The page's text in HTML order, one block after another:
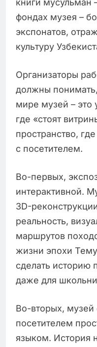
книги мусульман
фондах музея –
экспонатов,
культуру
Организаторы
должны
мире музей – это
где «стоят
пространство,
с посетителем.
Во-первых,
интерактивной.
3D-
реальность,
маршрутов
жизни эпохи
сделать историю
даже для
Во-вторых, музей
посетителем
языком. История